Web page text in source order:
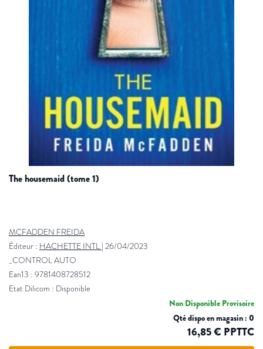
the housemaid (tome 1)
MCFADDEN FREIDA
Éditeur : HACHETTE INTL | 26/04/2023
_CONTROL AUTO
Ean13 : 9781408728512
Etat Dilicom : Disponible
Non Disponible Provisoire
Qté dispo en magasin : 0
16,85 € PPTTC